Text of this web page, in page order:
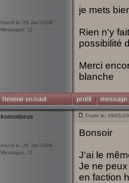
Inscrit le: 26 Jan 2008
Messages: 11
je mets
Rien n'y
possibilité
Merci
blanche
komodorus
Inscrit le: 26 Jan 2008
Messages: 11
Posté le: 29/01/
Bonsoir
J'ai le
Je ne
en faction